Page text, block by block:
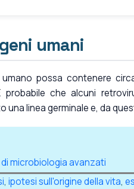
umani
possa contenere
probabile che alcuni
linea germinale e, da
microbiologia avanzati
, ipotesi sull'origine della vita,